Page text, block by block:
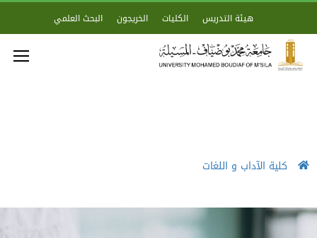
هيئة التدريس الكليات الخريجون البحث العلمي
كلية الآداب و اللغات